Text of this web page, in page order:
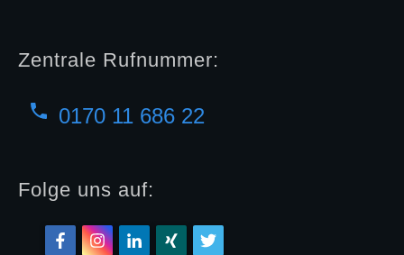
Zentrale Rufnummer:
0170 11 686 22
Folge uns auf: